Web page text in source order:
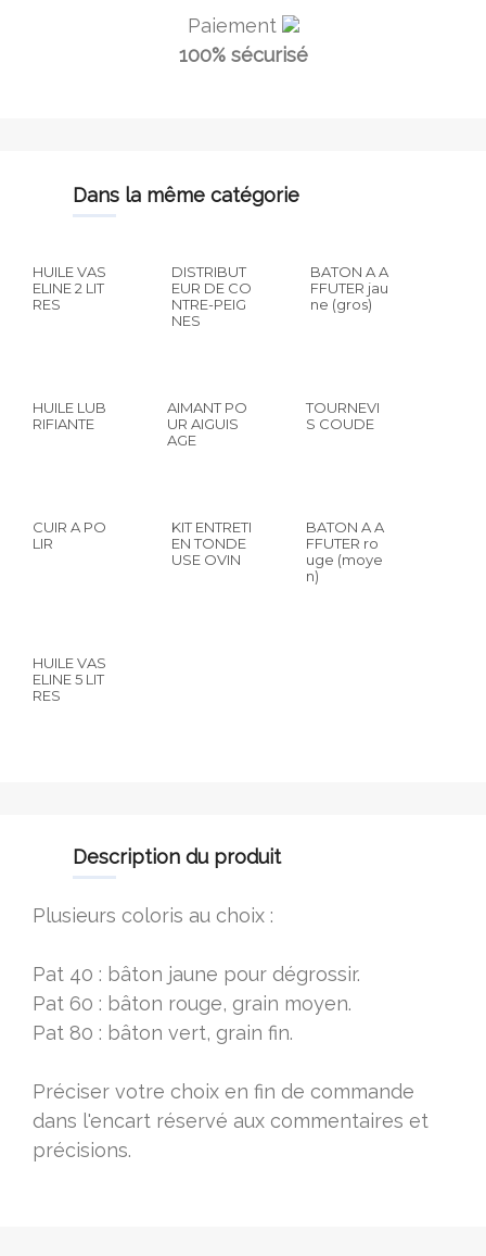
Paiement
100% sécurisé
dans la même catégorie
HUILE VAS
ELINE 2 LIT
RES
DISTRIBUT
EUR DE CO
NTRE-PEIG
NES
BATON A A
FFUTER jau
ne (gros)
HUILE LUB
RIFIANTE
AIMANT PO
UR AIGUIS
AGE
TOURNEVI
S COUDE
CUIR A PO
LIR
KIT ENTRETI
EN TONDE
USE OVIN
BATON A A
FFUTER ro
uge (moye
n)
HUILE VAS
ELINE 5 LIT
RES
description du produit
Plusieurs coloris au choix :
Pat 40 : bâton jaune pour dégrossir.
Pat 60 : bâton rouge, grain moyen.
Pat 80 : bâton vert, grain fin.
Préciser votre choix en fin de commande
dans l'encart réservé aux commentaires et
précisions.